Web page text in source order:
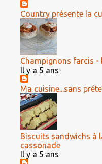
Country présente la
Champignons farcis -
Il y a 5 ans
Ma cuisine...sans
Biscuits sandwichs à
cassonade
Il y a 5 ans